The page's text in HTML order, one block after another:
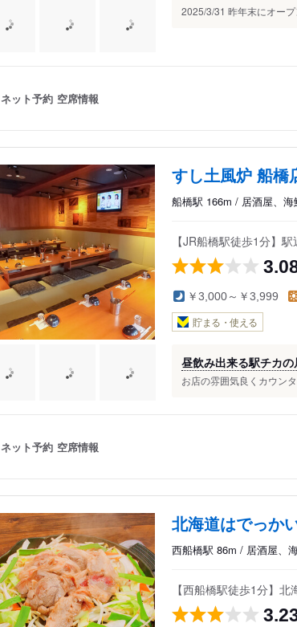
2025/3/31 昨年末にオー
ネット予約 空席情報
すし土風炉 船橋
船橋駅 166m / 居酒屋、海
【JR船橋駅徒歩1分】
￥3,000～￥3,999
貯まる・使える
昼飲み出来る駅チカ
お店の雰囲気良くカウン
ネット予約 空席情報
北海道はでっか
西船橋駅 86m / 居酒屋、
【西船橋駅徒歩1分】